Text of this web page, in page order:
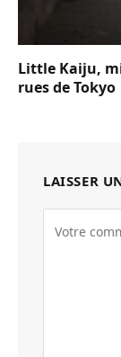
Little Kaiju,
rues de Tokyo
LAISSER